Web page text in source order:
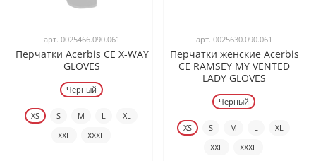
арт. 0025466.090.061
Перчатки Acerbis CE X-WAY
GLOVES
Черный
XS S M L
XL
XXL
XXXL
арт. 0025630.090.061
Перчатки женские Acerbis
CE RAMSEY MY VENTED
LADY GLOVES
Черный
XS S M L
XL
XXL
XXXL